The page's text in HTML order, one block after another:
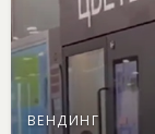
ВЕНДИНГ